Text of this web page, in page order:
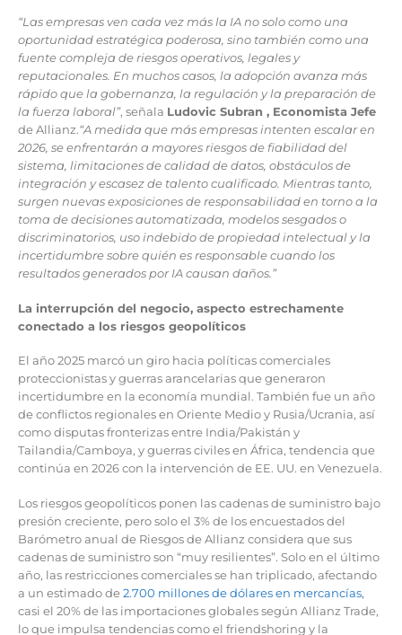
“Las empresas ven cada vez más la IA no solo como una
oportunidad estratégica poderosa, sino también como una
fuente compleja de riesgos operativos, legales y
reputacionales. En muchos casos, la adopción avanza más
rápido que la gobernanza, la regulación y la preparación de
la fuerza laboral”, señala Ludovic Subran , Economista Jefe
de Allianz.“A medida que más empresas intenten escalar en
2026, se enfrentarán a mayores riesgos de fiabilidad del
sistema, limitaciones de calidad de datos, obstáculos de
integración y escasez de talento cualificado. Mientras tanto,
surgen nuevas exposiciones de responsabilidad en torno a la
toma de decisiones automatizada, modelos sesgados o
discriminatorios, uso indebido de propiedad intelectual y la
incertidumbre sobre quién es responsable cuando los
resultados generados por IA causan daños.”
La interrupción del negocio, aspecto estrechamente
conectado a los riesgos geopolíticos
El año 2025 marcó un giro hacia políticas comerciales
proteccionistas y guerras arancelarias que generaron
incertidumbre en la economía mundial. También fue un año
de conflictos regionales en Oriente Medio y Rusia/Ucrania, así
como disputas fronterizas entre India/Pakistán y
Tailandia/Camboya, y guerras civiles en África, tendencia que
continúa en 2026 con la intervención de EE. UU. en Venezuela.
Los riesgos geopolíticos ponen las cadenas de suministro bajo
presión creciente, pero solo el 3% de los encuestados del
Barómetro anual de Riesgos de Allianz considera que sus
cadenas de suministro son “muy resilientes”. Solo en el último
año, las restricciones comerciales se han triplicado, afectando
a un estimado de2.700 millones de dólares en mercancías,
casi el 20% de las importaciones globales según Allianz Trade,
lo que impulsa tendencias como el friendshoring y la